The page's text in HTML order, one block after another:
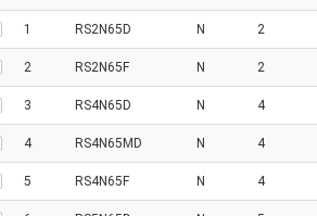
1 RS2N65D N 2
2 RS2N65F N 2
3 RS4N65D N 4
4 RS4N65MD N 4
5 RS4N65F N 4